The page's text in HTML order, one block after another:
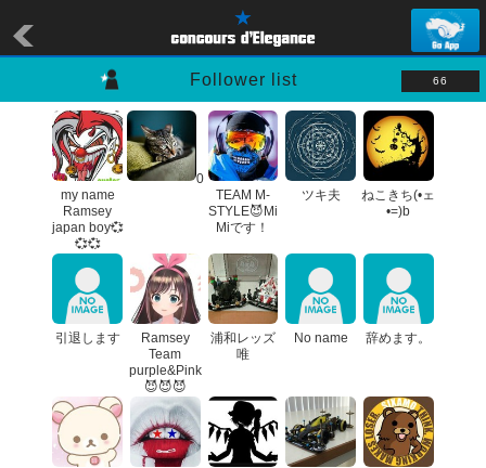
Follower list 66
my name
Ramsey
japan boy💞
💞💞
0
TEAM M-
STYLE😈Mi
Miです！
ツキ夫
ねこきち(•ェ
•=)b
引退します
Ramsey
Team
purple&Pink
😈😈😈
浦和レッズ
唯
No name 辞めます。